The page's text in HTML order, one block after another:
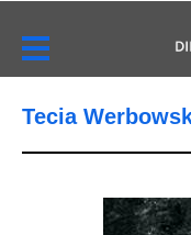
Tecia